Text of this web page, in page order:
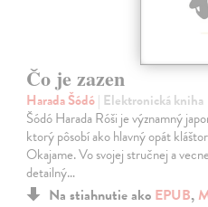
Čo je zazen
Harada Šódó| Elektronická kniha
Šódó Harada Róši je významný
ktorý pôsobí ako hlavný opát
Okajame. Vo svojej stručnej a
detailný…
Na stiahnutie ako EPUB,